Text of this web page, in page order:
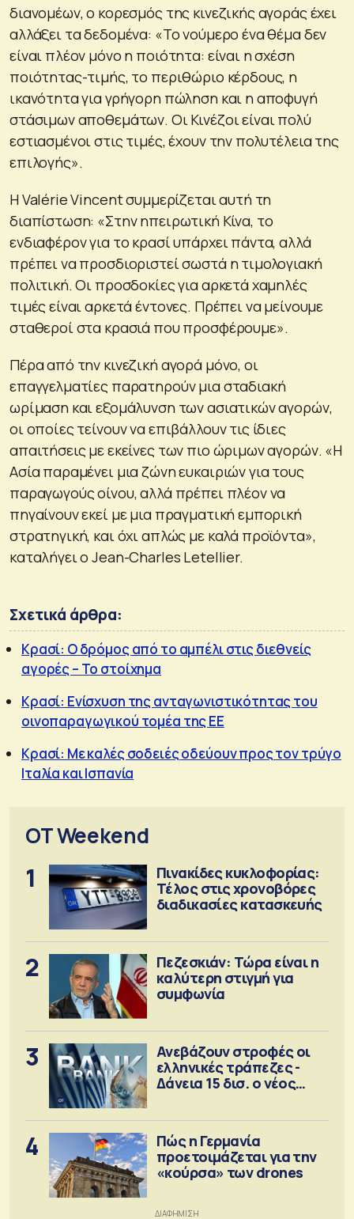
διανομέων, ο κορεσμός της κινεζικής αγοράς έχει
αλλάξει τα δεδομένα: «Το νούμερο ένα θέμα δεν
είναι πλέον μόνο η ποιότητα: είναι η σχέση
ποιότητας-τιμής, το περιθώριο κέρδους, η
ικανότητα για γρήγορη πώληση και η αποφυγή
στάσιμων αποθεμάτων. Οι Κινέζοι είναι πολύ
εστιασμένοι στις τιμές, έχουν την πολυτέλεια της
επιλογής».
Η Valérie Vincent συμμερίζεται αυτή τη
διαπίστωση: «Στην ηπειρωτική Κίνα, το
ενδιαφέρον για το κρασί υπάρχει πάντα, αλλά
πρέπει να προσδιοριστεί σωστά η τιμολογιακή
πολιτική. Οι προσδοκίες για αρκετά χαμηλές
τιμές είναι αρκετά έντονες. Πρέπει να μείνουμε
σταθεροί στα κρασιά που προσφέρουμε».
Πέρα από την κινεζική αγορά μόνο, οι
επαγγελματίες παρατηρούν μια σταδιακή
ωρίμαση και εξομάλυνση των ασιατικών αγορών,
οι οποίες τείνουν να επιβάλλουν τις ίδιες
απαιτήσεις με εκείνες των πιο ώριμων αγορών. «Η
Ασία παραμένει μια ζώνη ευκαιριών για τους
παραγωγούς οίνου, αλλά πρέπει πλέον να
πηγαίνουν εκεί με μια πραγματική εμπορική
στρατηγική, και όχι απλώς με καλά προϊόντα»,
καταλήγει ο Jean-Charles Letellier.
Σχετικά άρθρα:
Κρασί: Ο δρόμος από το αμπέλι στις διεθνείς
αγορές – Το στοίχημα
Κρασί: Ενίσχυση της ανταγωνιστικότητας του
οινοπαραγωγικού τομέα της ΕΕ
Κρασί: Με καλές σοδειές οδεύουν προς τον τρύγο
Ιταλία και Ισπανία
OT Weekend
1
Πινακίδες κυκλοφορίας:
Τέλος στις χρονοβόρες
διαδικασίες κατασκευής
2
Πεζεσκιάν: Τώρα είναι η
καλύτερη στιγμή για
συμφωνία
3
Ανεβάζουν στροφές οι
ελληνικές τράπεζες -
Δάνεια 15 δισ. ο νέος
4
Πώς η Γερμανία
προετοιμάζεται για την
«κούρσα» των drones